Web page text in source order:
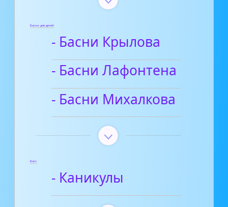
Басни для детей
- Басни Крылова
- Басни Лафонтена
- Басни Михалкова
Блог
- Каникулы